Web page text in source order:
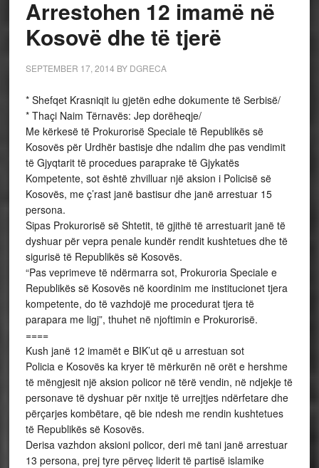
Arrestohen 12 imamë në
Kosovë dhe të tjerë
SEPTEMBER 17, 2014 BY DGRECA
* Shefqet Krasniqit iu gjetën edhe dokumente të Serbisë/
* Thaçi Naim Tërnavës: Jep dorëheqje/
Me kërkesë të Prokurorisë Speciale të Republikës së
Kosovës për Urdhër bastisje dhe ndalim dhe pas vendimit
të Gjyqtarit të procedues paraprake të Gjykatës
Kompetente, sot është zhvilluar një aksion i Policisë së
Kosovës, me ç’rast janë bastisur dhe janë arrestuar 15
persona.
Sipas Prokurorisë së Shtetit, të gjithë të arrestuarit janë të
dyshuar për vepra penale kundër rendit kushtetues dhe të
sigurisë të Republikës së Kosovës.
“Pas veprimeve të ndërmarra sot, Prokuroria Speciale e
Republikës së Kosovës në koordinim me institucionet tjera
kompetente, do të vazhdojë me procedurat tjera të
parapara me ligj”, thuhet në njoftimin e Prokurorisë.
====
Kush janë 12 imamët e BIK’ut që u arrestuan sot
Policia e Kosovës ka kryer të mërkurën në orët e hershme
të mëngjesit një aksion policor në tërë vendin, në ndjekje të
personave të dyshuar për nxitje të urrejtjes ndërfetare dhe
përçarjes kombëtare, që bie ndesh me rendin kushtetues
të Republikës së Kosovës.
Derisa vazhdon aksioni policor, deri më tani janë arrestuar
13 persona, prej tyre përveç liderit të partisë islamike